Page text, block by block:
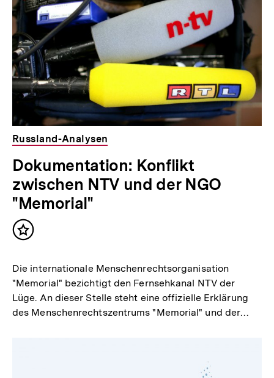
Russland-Analysen
Dokumentation: Konflikt
zwischen NTV und der NGO
"Memorial"
Inhalt
Die internationale Menschenrechtsorganisation
"Memorial" bezichtigt den Fernsehkanal NTV der
Lüge. An dieser Stelle steht eine offizielle Erklärung
des Menschenrechtszentrums "Memorial" und der…